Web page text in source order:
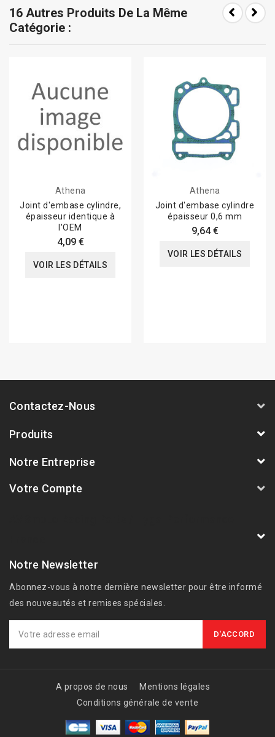
16 Autres Produits De La Même
Catégorie :
Athena
Joint d'embase cylindre,
épaisseur identique à
l'OEM
4,09 €
VOIR LES DÉTAILS
Athena
Joint d'embase cylindre
épaisseur 0,6 mm
9,64 €
VOIR LES DÉTAILS
Contactez-Nous
Produits
Notre Entreprise
Votre Compte
Notre Newsletter
Abonnez-vous à notre dernière newsletter pour être informé
des nouveautés et remises spéciales.
A propos de nous
Mentions légales
Conditions générale de vente